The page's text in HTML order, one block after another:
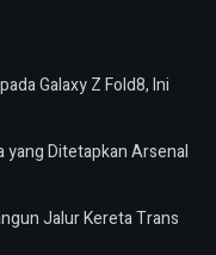
Galaxy Z Fold8, Ini
yang Ditetapkan Arsenal
Jalur Kereta Trans